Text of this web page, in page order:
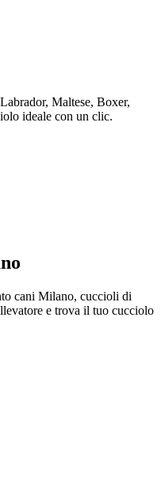
Maltese, Boxer,
ideale con un clic.
cani Milano, cuccioli di
e trova il tuo cucciolo